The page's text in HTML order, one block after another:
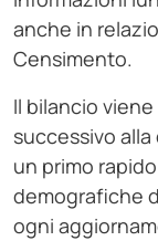
anche in
Censimento.
Il bilancio
successivo
un primo
demografiche
ogni